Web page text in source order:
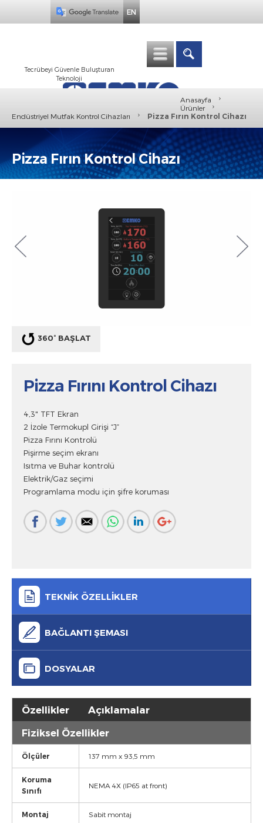
EN
Tecrübeyi Güvenle Buluşturan
Teknoloji
Anasayfa ›
Ürünler ›
Endüstriyel Mutfak Kontrol Cihazları › Pizza Fırın Kontrol Cihazı
Pizza Fırın Kontrol Cihazı
360° BAŞLAT
Pizza Fırını Kontrol Cihazı
4,3" TFT Ekran
2 İzole Termokupl Girişi “J”
Pizza Fırını Kontrolü
Pişirme seçim ekranı
Isıtma ve Buhar kontrolü
Elektrik/Gaz seçimi
Programlama modu için şifre koruması
TEKNİK ÖZELLİKLER
BAĞLANTI ŞEMASI
DOSYALAR
Özellikler
Açıklamalar
Fiziksel Özellikler
Ölçüler 137 mm x 93,5 mm
Koruma
Sınıfı
NEMA 4X (IP65 at front)
Montaj Sabit montaj